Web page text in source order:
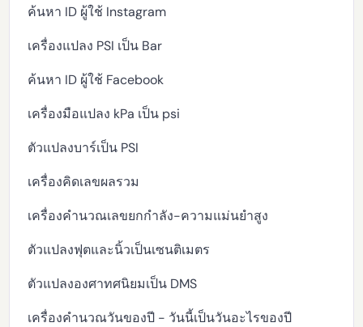
ค้นหา ID ผู้ใช้ Instagram
เครื่องแปลง PSI เป็น Bar
ค้นหา ID ผู้ใช้ Facebook
เครื่องมือแปลง kPa เป็น psi
ตัวแปลงบาร์เป็น PSI
เครื่องคิดเลขผลรวม
เครื่องคำนวณเลขยกกำลัง-ความแม่นยำสูง
ตัวแปลงฟุตและนิ้วเป็นเซนติเมตร
ตัวแปลงองศาทศนิยมเป็น DMS
เครื่องคำนวณวันของปี - วันนี้เป็นวันอะไรของปี